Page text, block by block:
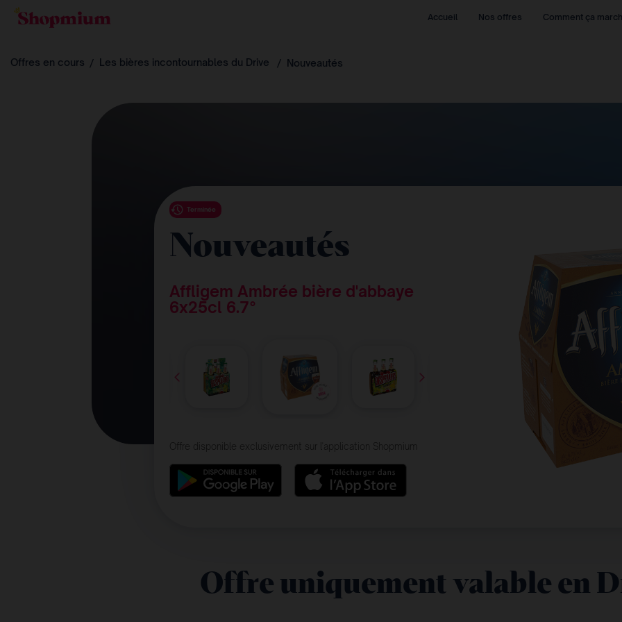
Accueil Nos offres Comment ça
Offres en cours Les bières incontournables du Drive Nouveautés
Terminée
Nouveautés
Affligem Ambrée bière d'abbaye
6x25cl 6.7°
Offre disponible exclusivement sur l'application Shopmium
Offre uniquement valable en